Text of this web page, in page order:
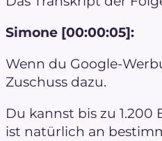
Simone [00:00:05]:
Wenn du Google-
Zuschuss dazu.
Du kannst bis zu
ist natürlich an